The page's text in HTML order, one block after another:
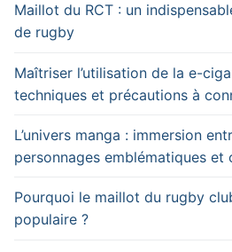
Maillot du RCT : un
de rugby
Maîtriser l’utilisation de la e-
techniques et précautions à
L’univers manga : immersion
personnages emblématiques et
Pourquoi le maillot du rugby
populaire ?